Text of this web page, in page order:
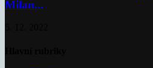
Milan...